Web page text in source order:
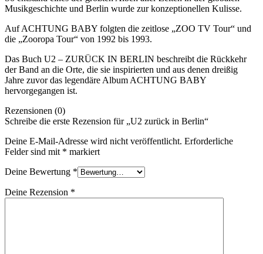
Musikgeschichte und Berlin wurde zur konzeptionellen Kulisse.
Auf ACHTUNG BABY folgten die zeitlose „ZOO TV Tour“ und
die „Zooropa Tour“ von 1992 bis 1993.
Das Buch U2 – ZURÜCK IN BERLIN beschreibt die Rückkehr
der Band an die Orte, die sie inspirierten und aus denen dreißig
Jahre zuvor das legendäre Album ACHTUNG BABY
hervorgegangen ist.
Rezensionen (0)
Schreibe die erste Rezension für „U2 zurück in Berlin“
Deine E-Mail-Adresse wird nicht veröffentlicht. Erforderliche
Felder sind mit * markiert
Deine Bewertung *
Deine Rezension *